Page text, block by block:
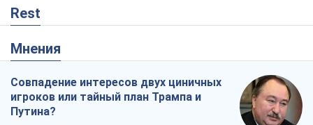
Rest
Мнения
Совпадение интересов двух циничных
игроков или тайный план Трампа и
Путина?